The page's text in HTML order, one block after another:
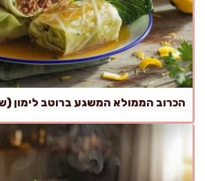
הכרוב הממולא המשגע ברוטב לימון